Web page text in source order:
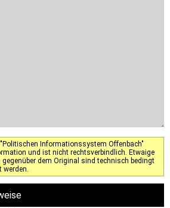
Informationssystem Offenbach"
und ist nicht rechtsverbindlich. Etwaige
dem Original sind technisch bedingt